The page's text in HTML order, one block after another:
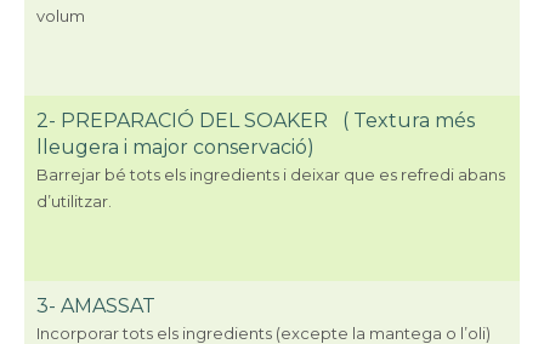
volum
2- PREPARACIÓ DEL SOAKER ( Textura més
lleugera i major conservació)
Barrejar bé tots els ingredients i deixar que es refredi abans
d’utilitzar.
3- AMASSAT
Incorporartots els ingredients (excepte la mantega o l’oli)